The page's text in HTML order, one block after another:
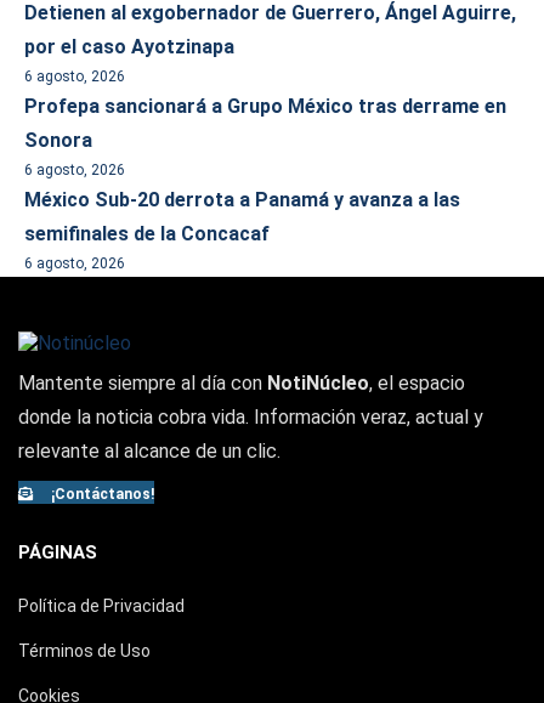
Detienen al exgobernador de Guerrero, Ángel Aguirre,
por el caso Ayotzinapa
6 agosto, 2026
Profepa sancionará a Grupo México tras derrame en
Sonora
6 agosto, 2026
México Sub-20 derrota a Panamá y avanza a las
semifinales de la Concacaf
6 agosto, 2026
Mantente siempre al día con NotiNúcleo, el espacio
donde la noticia cobra vida. Información veraz, actual y
relevante al alcance de un clic.
¡Contáctanos!
PÁGINAS
Política de Privacidad
Términos de Uso
Cookies